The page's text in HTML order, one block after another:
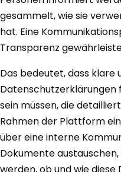
gesammelt, wie sie
hat. Eine
Transparenz
Das bedeutet, dass klare
Datenschutzerklärungen
sein müssen, die
Rahmen der Plattform
über eine interne
Dokumente